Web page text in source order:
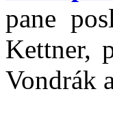
pane
Kettner,
Vondrák